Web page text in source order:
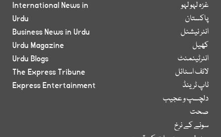
غزہ لہو لہو
پاکستان
انٹر نیشنل
کھیل
انٹرٹینمنٹ
لائف اسٹائل
ٹاپ ٹرینڈ
دلچسپ و عجیب
صحت
سونے کے نرخ
International News in
Urdu
Business News in Urdu
Urdu Magazine
Urdu Blogs
The Express Tribune
Express Entertainment